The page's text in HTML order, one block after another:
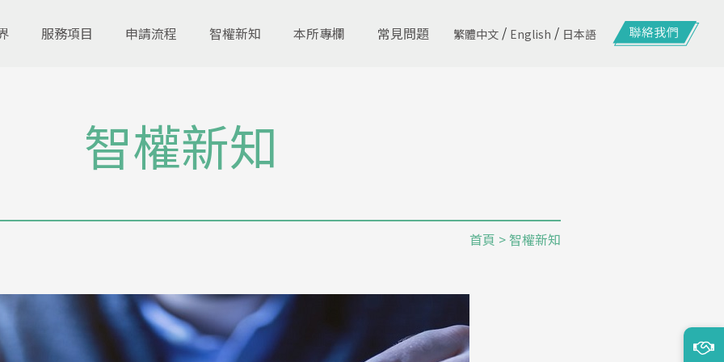
服務項目 申請流程 智權新知 本所專欄 常見問題 繁體中文 / English / 日本語
智權新知
首頁 > 智權新知